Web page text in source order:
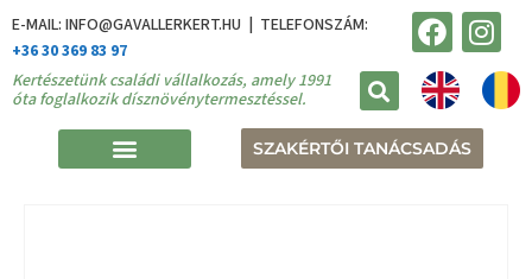
E-MAIL: INFO@GAVALLERKERT.HU | TELEFONSZÁM:
+36 30 369 83 97
Kertészetünk családi vállalkozás, amely 1991
óta foglalkozik dísznövénytermesztéssel.
SZAKÉRTŐI TANÁCSADÁS